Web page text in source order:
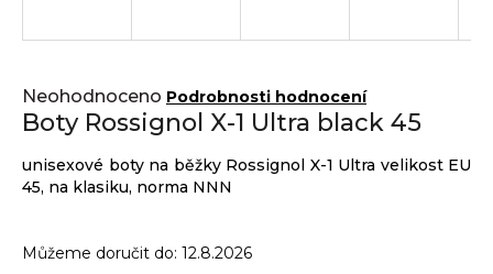
Průměrné
hodnocení
produktu
0,0
z 5
Neohodnoceno Podrobnosti hodnocení
Boty Rossignol X-1 Ultra black 45
unisexové boty na běžky Rossignol X-1 Ultra velikost EU
45, na klasiku, norma NNN
Můžeme doručit do: 12.8.2026
í
?